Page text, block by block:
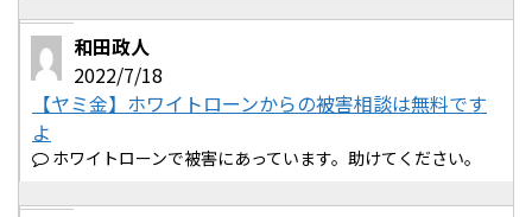
和田政人
2022/7/18
【ヤミ金】ホワイトローンからの被害相談は無料です
よ
ホワイトローンで被害にあっています。助けてください。